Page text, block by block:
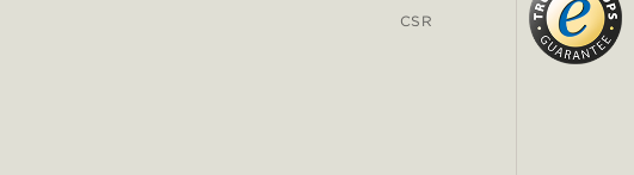
CSR